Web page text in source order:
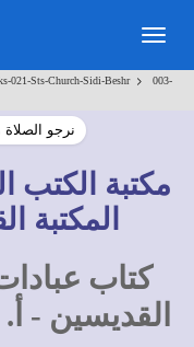
021-Sts-Church-Sidi-Beshr>
003-
نرجو
مكتبة الكتب
المكتبة
كتاب
القديسين -